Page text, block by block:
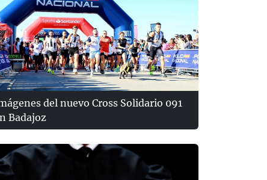
del nuevo Cross Solidario 091
Badajoz